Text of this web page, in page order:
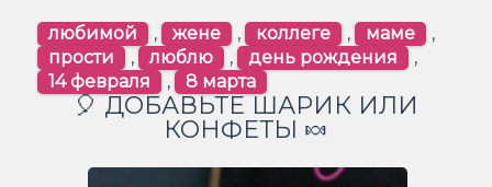
любимой , жене , коллеге , маме
,
прости
, люблю , день рождения
,
14 февраля
, 8 марта
🎈 ДОБАВЬТЕ ШАРИК ИЛИ
КОНФЕТЫ 🍬